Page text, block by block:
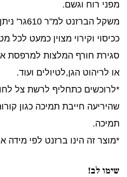
מפני רוח וגשם.
משקל
ככיסוי וקירוי מצוין כמעט לכל
סגירת חורף המלצות למרפסת
או לריהוט הגן,לטיולים ועוד.
*לרוכשים כתחליף לרשת צל
שהיריעה חייבת תמיכה כגון
תמיכה.
*מוצר זה הינו ברזנט לפי מידה
שימו לב!